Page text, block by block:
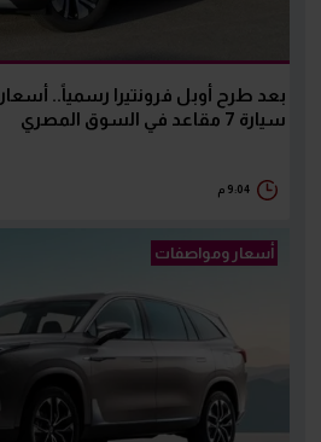
بعد طرح أوبل فرونتيرا رسمياً..
سيارة 7 مقاعد في السوق المصري
9:04 م
أسعار ومواصفات